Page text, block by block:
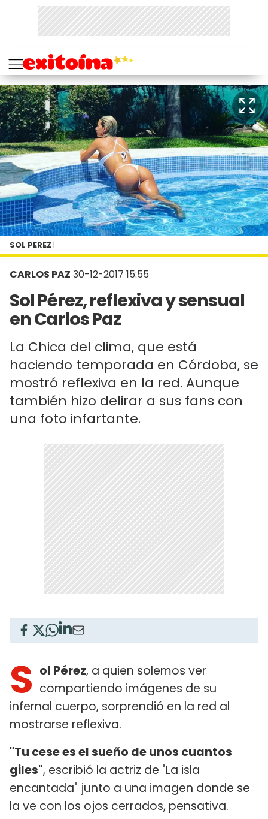
CARLOS PAZ 30-12-2017 15:55
Sol Pérez, reflexiva y sensual
en Carlos Paz
La Chica del clima, que está
haciendo temporada en Córdoba, se
mostró reflexiva en la red. Aunque
también hizo delirar a sus fans con
una foto infartante.
SOL PEREZ |
S ol Pérez, a quien solemos ver
compartiendo imágenes de su
infernal cuerpo, sorprendió en la red al
mostrarse reflexiva.
"Tu cese es el sueño de unos cuantos
giles", escribió la actriz de "La isla
encantada" junto a una imagen donde se
la ve con los ojos cerrados, pensativa.